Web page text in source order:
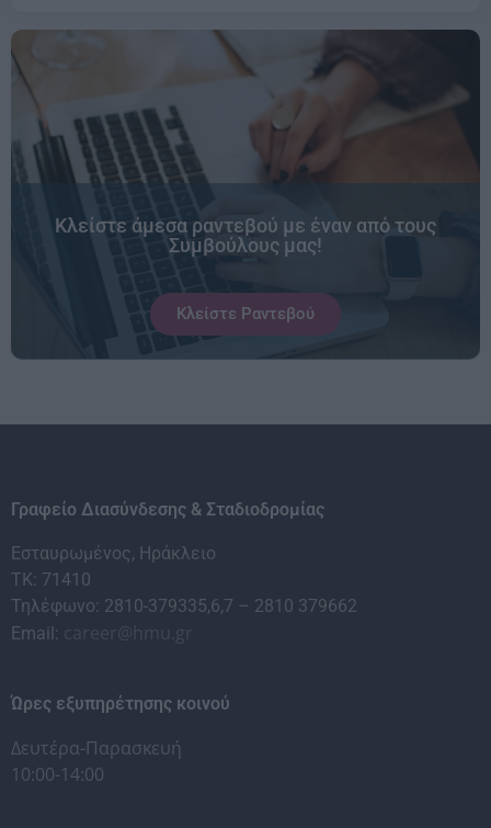
Κλείστε άμεσα ραντεβού με έναν από τους
Συμβούλους μας!
Κλείστε Ραντεβού
Γραφείο Διασύνδεσης & Σταδιοδρομίας
Εσταυρωμένος, Ηράκλειο
ΤΚ: 71410
Τηλέφωνο: 2810-379335,6,7 – 2810 379662
Email: career@hmu.gr
Ώρες εξυπηρέτησης κοινού
Δευτέρα-Παρασκευή
10:00-14:00